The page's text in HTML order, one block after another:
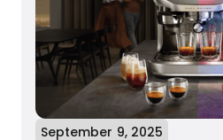
September 9, 2025